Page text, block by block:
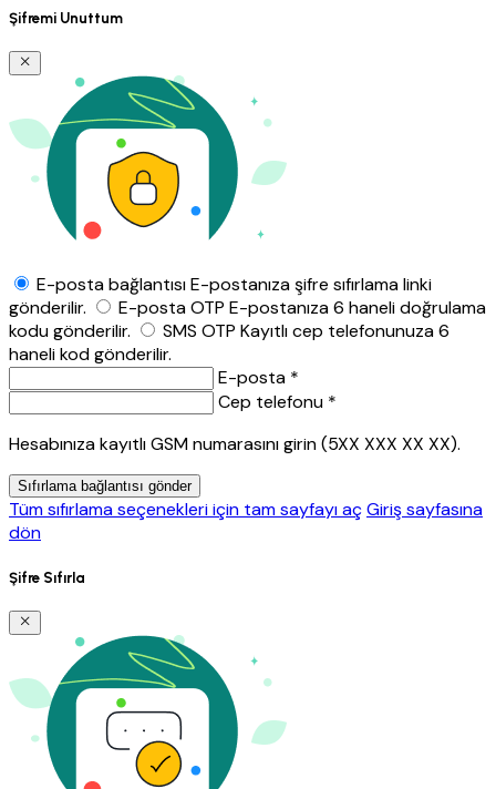
Şifremi Unuttum
E-posta bağlantısıE-postanıza şifre sıfırlama linki
gönderilir.
E-posta OTP E-postanıza 6 haneli doğrulama
kodu gönderilir.
SMS OTP Kayıtlı cep telefonunuza 6
haneli kod gönderilir.
E-posta *
Cep telefonu *
Hesabınıza kayıtlı GSM numarasını girin (5XX XXX XX XX).
Sıfırlama bağlantısı gönder
Tüm sıfırlama seçenekleri için tam sayfayı açGiriş sayfasına
dön
Şifre Sıfırla